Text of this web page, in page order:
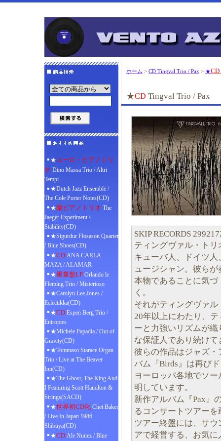
★ユーロ・ピアノトリ
オ Dino Massa Trio / Altri
Tempi
★Dutch Jazz Ensemble /
The Cole Porter Notes(CD)
★蘭ピアノトリオ The
Jaeger Experiment /
Stability(CD)
★Sigurdur Flosason Quartet
/ Blue Shoes(CD)
★CD ANA CARLA
MAZA / ALAMAR
★重量盤LP Orlando le
Fleming Trio / Misterioso
★Carolyn Lee Jones /
Eclectikka(CD)
★CD Espen Berg Trio /
Entropies
★Michele Papadia / Out of
Gravity(CD)
★Tommaso Starace Organ
Trio / Live at The Beaver
Inn(CD)
★The Ghost, The King And
I Featuring Scott Hamilton &
Strings(SACD)
★世界初CD化 Chet Baker
/ Live In Japan 1986
Shibuya(CD)
★CD Ale Nunez / Blue
ホーム > CD Tingval Trio / Pax > ★CD
★CD Tingval Trio / Pax
SKIP RECORDS
ティングヴァル・ト
キューバ人、ドイツ
ュージシャン。彼ら
本物であることに気づ
く。
それがティングヴァル
20年以上にわたり、
ーと力強いリズムが
な保証人であり続けて
彼らの作品はジャズ
バム『Birds』は再び
ヨーロッパ各地でソ
明しています。
新作アルバム『Pax』
るコンサートツアーを
ツアー終盤には、サ
アで経営する、お気